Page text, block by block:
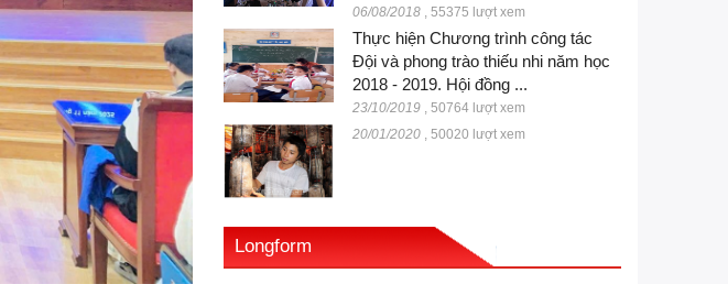
06/08/2018 ,55375 lượt xem
Thực hiện Chương trình công tác
Đội và phong trào thiếu nhi năm học
2018 - 2019. Hội đồng ...
23/10/2019 ,50764 lượt xem
20/01/2020 ,50020 lượt xem
Longform